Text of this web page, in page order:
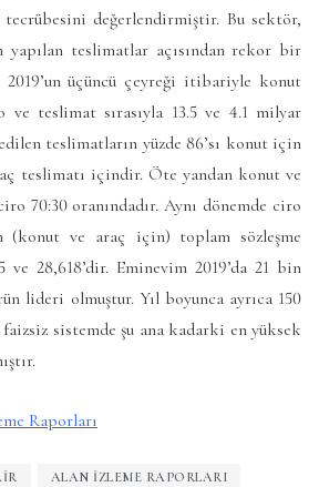
değerlendirmiştir. Bu sektör,
yapılan teslimatlar açısından rekor bir
üçüncü çeyreği itibariyle konut
teslimat sırasıyla 13.5 ve 4.1 milyar
teslimatların yüzde 86’sı konut için
teslimatı içindir. Öte yandan konut ve
70:30 oranındadır. Aynı dönemde ciro
(konut ve araç için) toplam sözleşme
ve 28,618’dir. Eminevim 2019’da 21 bin
lideri olmuştur. Yıl boyunca ayrıca 150
sistemde şu ana kadarki en yüksek
Raporları
ALAN İZLEME RAPORLARI